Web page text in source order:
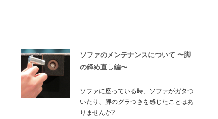
ソファのメンテナンスについて 〜脚
の締め直し編〜
ソファに座っている時、ソファがガタつ
いたり、脚のグラつきを感じたことはあ
りませんか?